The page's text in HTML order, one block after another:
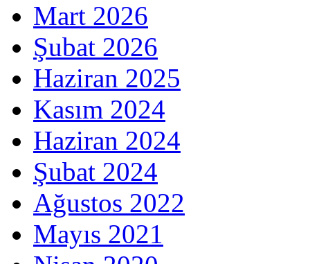
Mart 2026
Şubat 2026
Haziran 2025
Kasım 2024
Haziran 2024
Şubat 2024
Ağustos 2022
Mayıs 2021